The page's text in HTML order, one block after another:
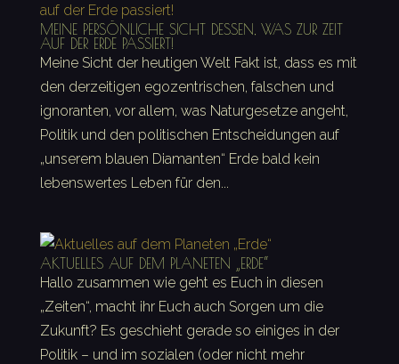
MEINE PERSÖNLICHE SICHT DESSEN, WAS ZUR ZEIT
AUF DER ERDE PASSIERT!
Meine Sicht der heutigen Welt Fakt ist, dass es mit
den derzeitigen egozentrischen, falschen und
ignoranten, vor allem, was Naturgesetze angeht,
Politik und den politischen Entscheidungen auf
„unserem blauen Diamanten“ Erde bald kein
lebenswertes Leben für den...
AKTUELLES AUF DEM PLANETEN „ERDE“
Hallo zusammen wie geht es Euch in diesen
„Zeiten“, macht ihr Euch auch Sorgen um die
Zukunft? Es geschieht gerade so einiges in der
Politik – und im sozialen (oder nicht mehr